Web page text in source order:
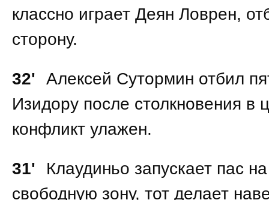
классно играет Деян Ловрен,
сторону.
32'
Алексей Сутормин отбил
Изидору после столкновения в
конфликт улажен.
31'
Клаудиньо запускает пас
свободную зону, тот делает